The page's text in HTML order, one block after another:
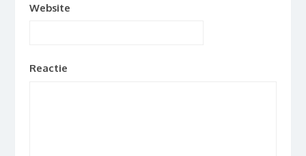
Website
Reactie